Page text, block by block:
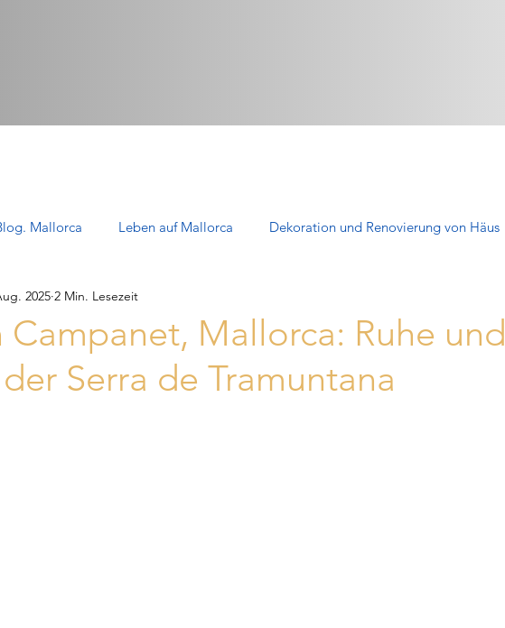
Mallorca Leben auf Mallorca Dekoration und Renovierung von Häus
Immobilien zum Verkauf in Mallorca
Apartments auf Mallorca: Komfort eXp Realty in Mallorca
Campanet, Mallorca: Ruhe und
Serra de Tramuntana
2025 2 Min. Lesezeit
bewertet.